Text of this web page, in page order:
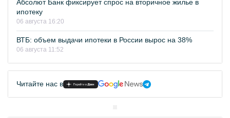
Абсолют Банк фиксирует спрос на вторичное жилье в
ипотеку
06 августа 16:20
ВТБ: объем выдачи ипотеки в России вырос на 38%
06 августа 11:52
Читайте нас в